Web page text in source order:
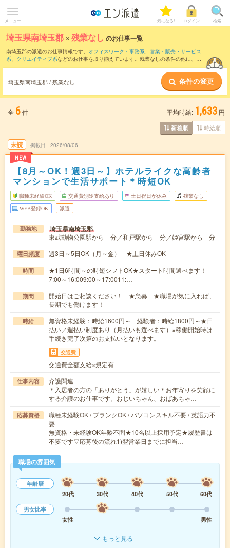
メニュー 気になる! ログイン 検索
埼玉県南埼玉郡 ×残業なし のお仕事一覧
南埼玉郡の派遣のお仕事情報です。 オフィスワーク・事務系、 営業・販売・サービス
系、 クリエイティブ系などのお仕事を取り揃えています。残業なしの条件の他に、 交
埼玉県南埼玉郡 / 残業なし 条件の変更
全 6件 平均時給: 1,633 円
新着順 時給順
未読
NEW
掲載日 2026/08/06
【8月～OK！週3日～】ホテルライクな高齢者
マンションで生活サポート＊時短OK
職種未経験OK 交通費別途支給あり 土日祝日が休み 残業なし
WEB登録OK 派遣
勤務地 埼玉県南埼玉郡
東武動物公園駅から---分／和戸駅から---分／姫宮駅から---分
曜日頻度 週3日～5日OK（月～金） ★土日休みOK
時間
★1日6時間～の時短シフトOK★スタート時間選べます！
7:00～16:009:00～17:0011:…
期間
開始日はご相談ください！ ★急募 ★職場が気に入れば、
長期でも働けます！
時給
無資格未経験：時給1600円～ 経験者：時給1800円～★日
払い／週払い制度あり（月払いも選べます）※稼働開始時は
手続き完了次第のお支払いとなります。
交通費
交通費全額支給※規定有
仕事内容
介護関連
＊入居者の方の「ありがとう」が嬉しい＊お年寄りを笑顔に
する介護のお仕事です。おじいちゃん、おばあちゃ…
応募資格
職種未経験OK / ブランクOK / パソコンスキル不要 / 英語力不
要
無資格・未経験OK年齢不問★10名以上採用予定★履歴書は
不要です▽応募後の流れ1)翌営業日までに担当…
職場の雰囲気
年齢層
20代
30代 40代 50代
60代
男女比率
女性
男性
もっと見る